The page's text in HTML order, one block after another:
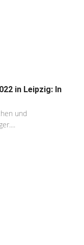
in Leipzig: In
und